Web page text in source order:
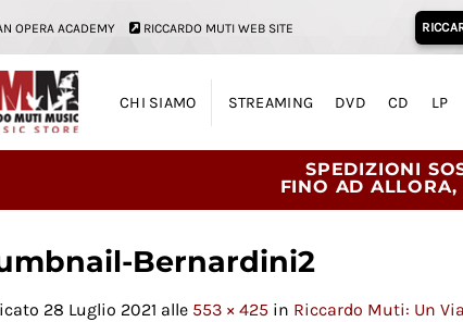
OPERA ACADEMY RICCARDO MUTI WEB SITE
CHI SIAMO STREAMING DVD CD LP
SPEDIZIONI
FINO AD ALLORA,
Bernardini2
28 Luglio 2021 alle 553 × 425 in Riccardo Muti: Un